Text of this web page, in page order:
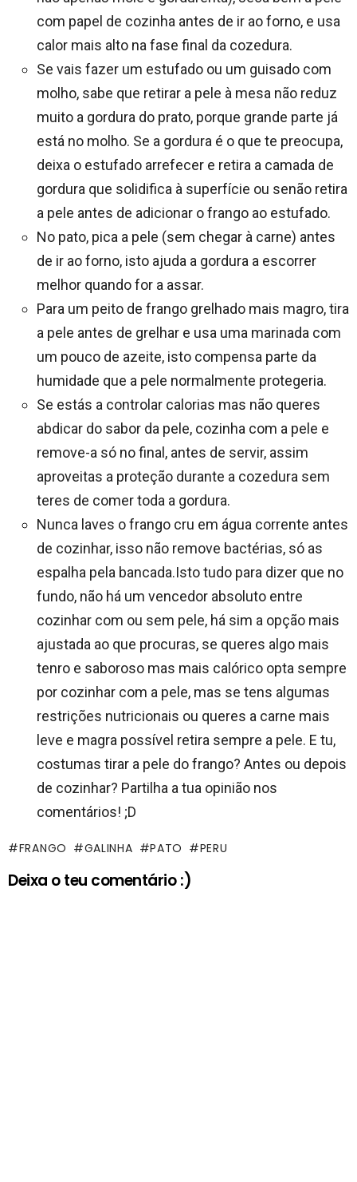
com papel de cozinha antes de ir ao forno, e usa
calor mais alto na fase final da cozedura.
Se vais fazer um estufado ou um guisado com
molho, sabe que retirar a pele à mesa não reduz
muito a gordura do prato, porque grande parte já
está no molho. Se a gordura é o que te preocupa,
deixa o estufado arrefecer e retira a camada de
gordura que solidifica à superfície ou senão retira
a pele antes de adicionar o frango ao estufado.
No pato, pica a pele (sem chegar à carne) antes
de ir ao forno, isto ajuda a gordura a escorrer
melhor quando for a assar.
Para um peito de frango grelhado mais magro, tira
a pele antes de grelhar e usa uma marinada com
um pouco de azeite, isto compensa parte da
humidade que a pele normalmente protegeria.
Se estás a controlar calorias mas não queres
abdicar do sabor da pele, cozinha com a pele e
remove-a só no final, antes de servir, assim
aproveitas a proteção durante a cozedura sem
teres de comer toda a gordura.
Nunca laves o frango cru em água corrente antes
de cozinhar, isso não remove bactérias, só as
espalha pela bancada.Isto tudo para dizer que no
fundo, não há um vencedor absoluto entre
cozinhar com ou sem pele, há sim a opção mais
ajustada ao que procuras, se queres algo mais
tenro e saboroso mas mais calórico opta sempre
por cozinhar com a pele, mas se tens algumas
restrições nutricionais ou queres a carne mais
leve e magra possível retira sempre a pele. E tu,
costumas tirar a pele do frango? Antes ou depois
de cozinhar? Partilha a tua opinião nos
comentários! ;D
FRANGO GALINHA PATO PERU
Deixa o teu comentário :)